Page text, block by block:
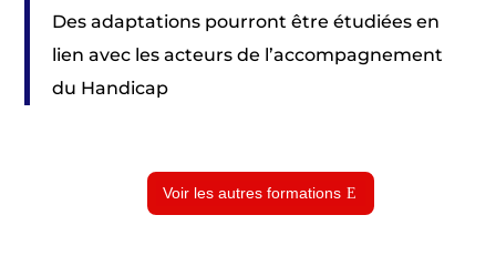
Des adaptations pourront être étudiées en
lien avec les acteurs de l’accompagnement
du Handicap
Voir les autres formations